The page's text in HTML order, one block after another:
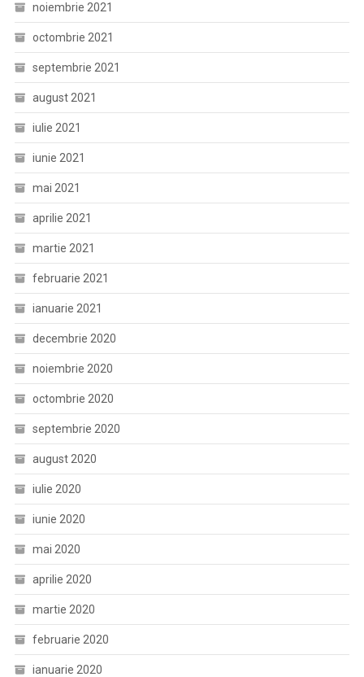
noiembrie 2021
octombrie 2021
septembrie 2021
august 2021
iulie 2021
iunie 2021
mai 2021
aprilie 2021
martie 2021
februarie 2021
ianuarie 2021
decembrie 2020
noiembrie 2020
octombrie 2020
septembrie 2020
august 2020
iulie 2020
iunie 2020
mai 2020
aprilie 2020
martie 2020
februarie 2020
ianuarie 2020